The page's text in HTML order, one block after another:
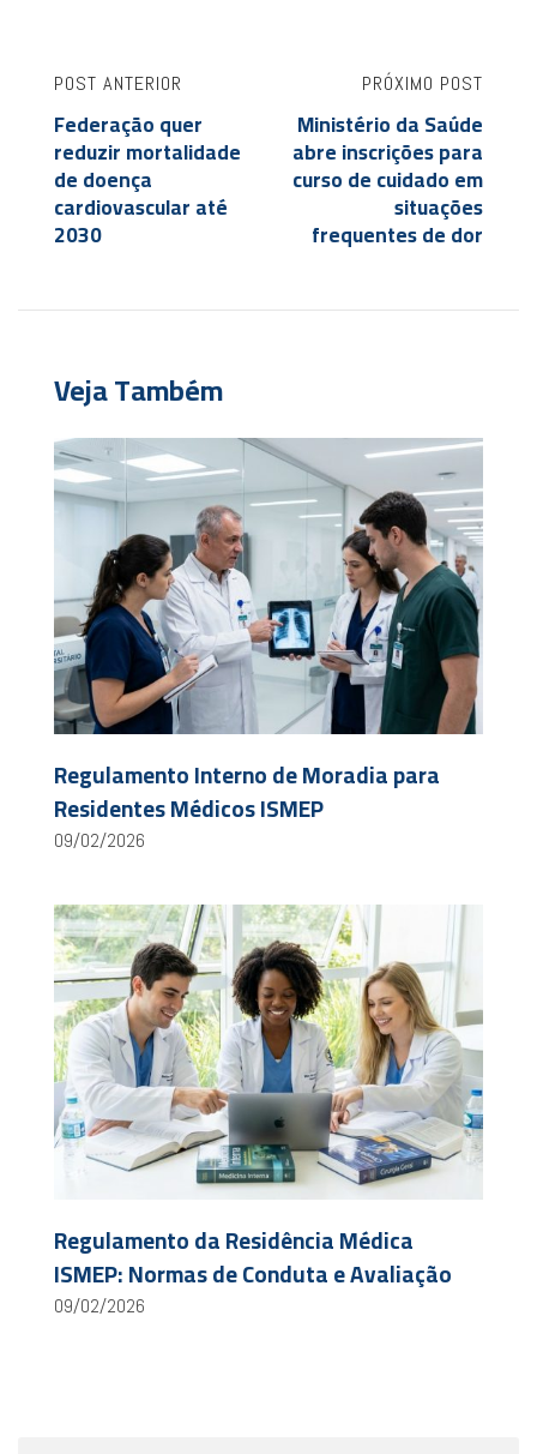
POST ANTERIOR
Federação quer
reduzir mortalidade
de doença
cardiovascular até
2030
PRÓXIMO POST
Ministério da Saúde
abre inscrições para
curso de cuidado em
situações
frequentes de dor
Veja Também
Regulamento Interno de Moradia para
Residentes Médicos ISMEP
09/02/2026
Regulamento da Residência Médica
ISMEP: Normas de Conduta e Avaliação
09/02/2026